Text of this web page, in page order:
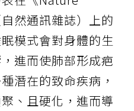
然通訊雜誌）上的
模式會對身體的生
進而使肺部形成疤
潛在的致命疾病，
、且硬化，進而導